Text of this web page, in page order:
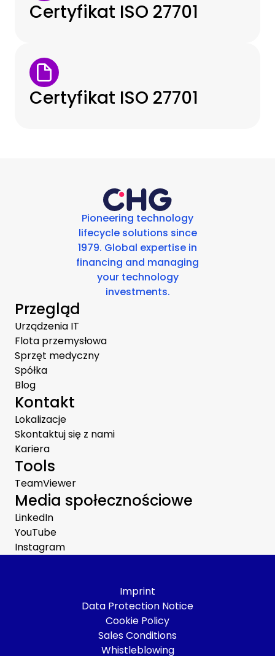
Certyfikat ISO 27701
Certyfikat ISO 27701
Pioneering technology
lifecycle solutions since
1979. Global expertise in
financing and managing
your technology
investments.
Przegląd
Urządzenia IT
Flota przemysłowa
Sprzęt medyczny
Spółka
Blog
Kontakt
Lokalizacje
Skontaktuj się z nami
Kariera
Tools
TeamViewer
Media społecznościowe
LinkedIn
YouTube
Instagram
Imprint
Data Protection Notice
Cookie Policy
Sales Conditions
Whistleblowing